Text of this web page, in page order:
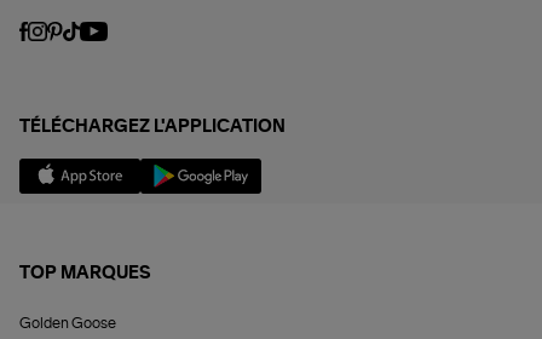
TÉLÉCHARGEZ L'APPLICATION
TOP MARQUES
Golden Goose